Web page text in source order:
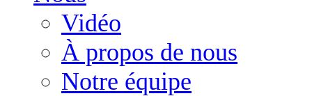
Vidéo
À propos de nous
Notre équipe